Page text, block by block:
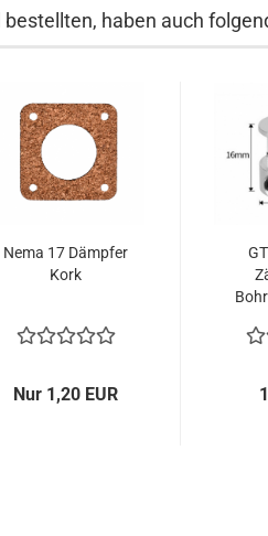
haben auch
Nema 17 Dämpfer
Kork
Nur 1,20 EUR